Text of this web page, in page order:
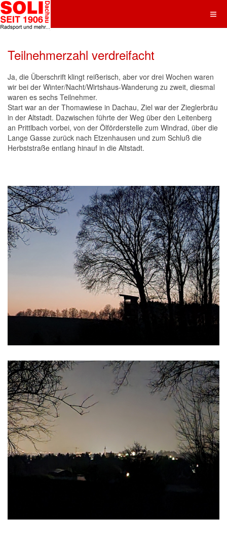
Teilnehmerzahl verdreifacht
Ja, die Überschrift klingt reißerisch, aber vor drei Wochen waren
wir bei der Winter/Nacht/Wirtshaus-Wanderung zu zweit, diesmal
waren es sechs Teilnehmer.
Start war an der Thomawiese in Dachau, Ziel war der Zieglerbräu
in der Altstadt. Dazwischen führte der Weg über den Leitenberg
an Prittlbach vorbei, von der Ölförderstelle zum Windrad, über die
Lange Gasse zurück nach Etzenhausen und zum Schluß die
Herbststraße entlang hinauf in die Altstadt.